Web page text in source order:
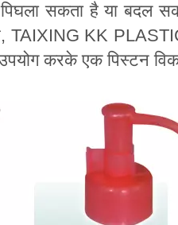
सकता है या बदल
TAIXING KK
उपयोग करके एक पिस्टन